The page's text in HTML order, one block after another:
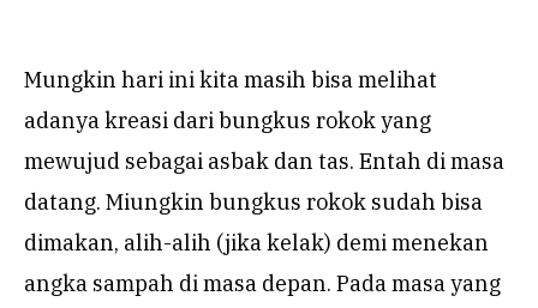
Mungkin hari ini kita masih bisa melihat
adanya kreasi dari bungkus rokok yang
mewujud sebagai asbak dan tas. Entah di masa
datang. Miungkin bungkus rokok sudah bisa
dimakan, alih-alih (jika kelak) demi menekan
angka sampah di masa depan. Pada masa yang